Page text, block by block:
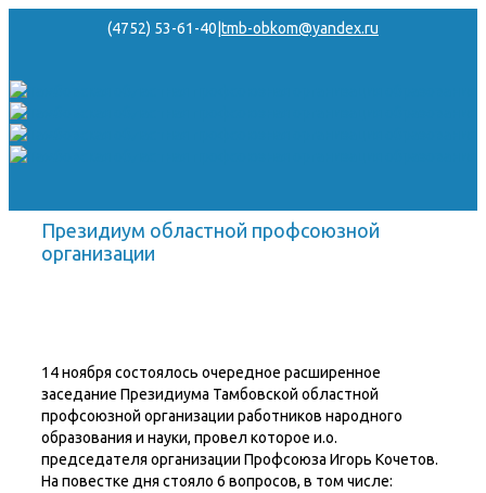
(4752) 53-61-40 tmb-obkom@yandex.ru
Президиум областной профсоюзной
организации
14 ноября состоялось очередное расширенное
заседание Президиума Тамбовской областной
профсоюзной организации работников народного
образования и науки, провел которое и.о.
председателя организации Профсоюза Игорь Кочетов.
На повестке дня стояло 6 вопросов, в том числе: